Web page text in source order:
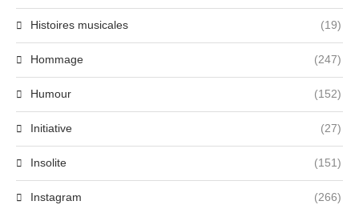
Histoires musicales (19)
Hommage (247)
Humour (152)
Initiative (27)
Insolite (151)
Instagram (266)